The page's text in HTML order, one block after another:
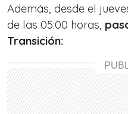
Además, desde el
de las 05:00 horas,
Transición: